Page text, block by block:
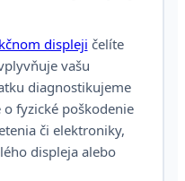
displeji čelíte
vašu
diagnostikujeme
o fyzické poškodenie
či elektroniky,
displeja alebo